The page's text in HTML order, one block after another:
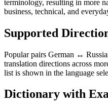
terminology, resulting in more
business, technical, and
Supported
Popular pairs German ↔
translation directions across
list is shown in the language
Dictionary with